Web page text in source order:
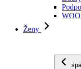
Ženy